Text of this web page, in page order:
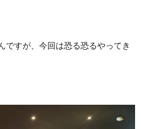
ですが、今回は恐る恐るやってき